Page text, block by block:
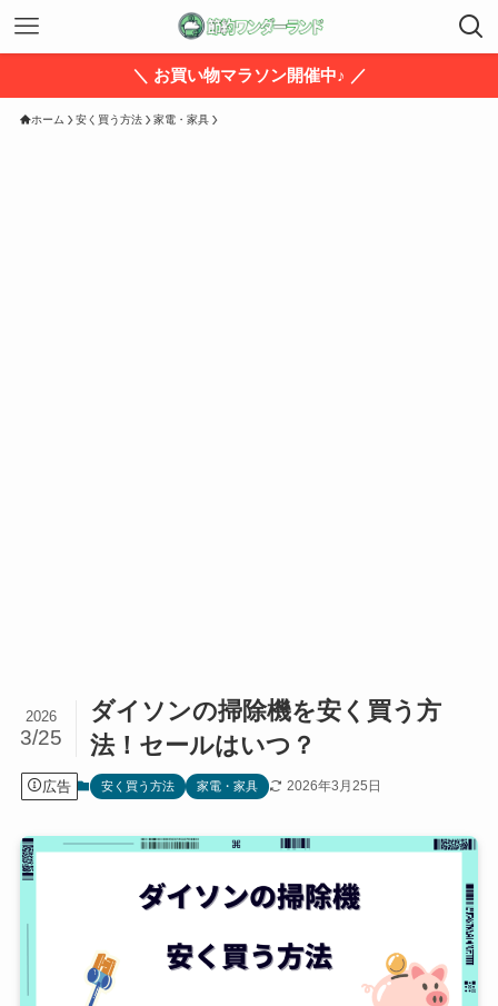
＼ お買い物マラソン開催中♪ ／
ホーム 安く買う方法 家電・家具
ダイソンの掃除機を安く買う方
法！セールはいつ？
2026
3/25
広告 安く買う方法 家電・家具 2026年3月25日